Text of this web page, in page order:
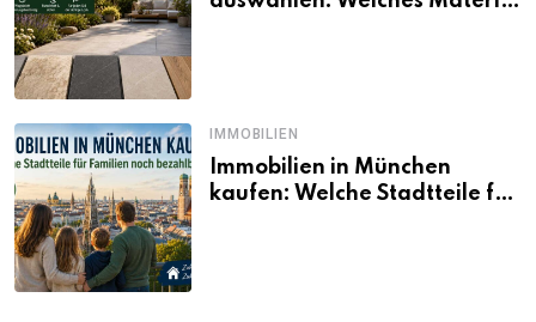
IMMOBILIEN
Immobilien in München
kaufen: Welche Stadtteile für